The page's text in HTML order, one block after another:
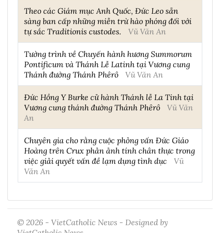
Theo các Giám mục Anh Quốc, Đức Leo sẵn
sàng ban cấp những miễn trừ hào phóng đối với
tự sắc Traditionis custodes.
Vũ Văn An
Tường trình về Chuyến hành hương Summorum
Pontificum và Thánh Lễ Latinh tại Vương cung
Thánh đường Thánh Phêrô
Vũ Văn An
Đức Hồng Y Burke cử hành Thánh lễ La Tinh tại
Vương cung thánh đường Thánh Phêrô
Vũ Văn
An
Chuyên gia cho rằng cuộc phỏng vấn Đức Giáo
Hoàng trên Crux phản ảnh tính chân thực trong
việc giải quyết vấn đề lạm dụng tình dục
Vũ
Văn An
© 2026 - VietCatholic News - Designed by